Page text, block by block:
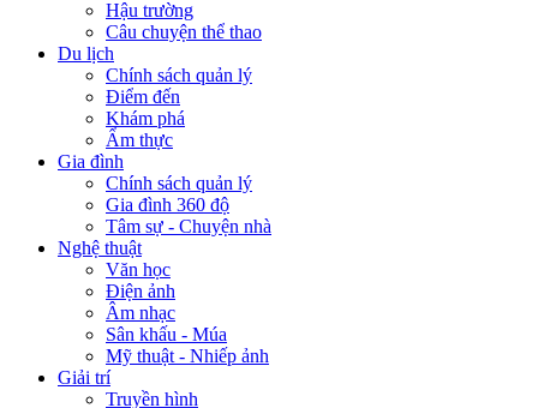
Hậu trường
Câu chuyện thể thao
Du lịch
Chính sách quản lý
Điểm đến
Khám phá
Ẩm thực
Gia đình
Chính sách quản lý
Gia đình 360 độ
Tâm sự - Chuyện nhà
Nghệ thuật
Văn học
Điện ảnh
Âm nhạc
Sân khấu - Múa
Mỹ thuật - Nhiếp ảnh
Giải trí
Truyền hình